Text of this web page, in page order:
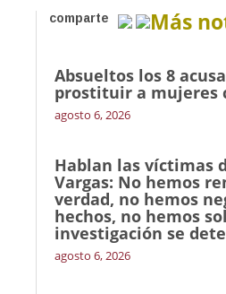
comparte Más
Absueltos los 8
prostituir a mujeres
agosto 6, 2026
Hablan las víctimas
Vargas: No hemos
verdad, no hemos
hechos, no hemos
investigación se
agosto 6, 2026